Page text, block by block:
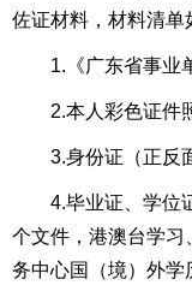
佐证材料，材料清单
1.《广东省事业单
2.本人彩色证件照
3.身份证（正反面
4.毕业证、学位证
个文件，港澳台学习
务中心国（境）外学